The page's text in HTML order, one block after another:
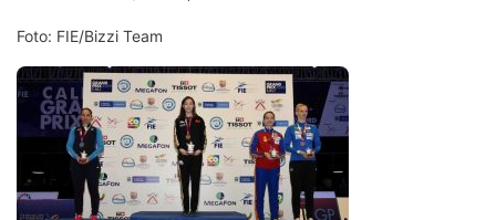
Foto: FIE/Bizzi Team